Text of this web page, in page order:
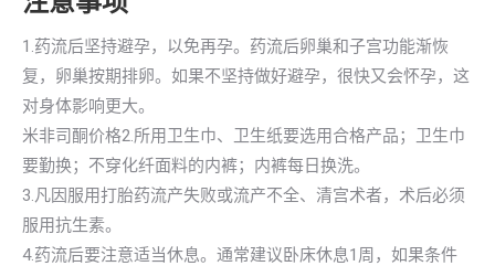
1.药流后坚持避孕，以免再孕。药流后卵巢和子宫功能渐恢
复，卵巢按期排卵。如果不坚持做好避孕，很快又会怀孕，这
对身体影响更大。
米非司酮价格2.所用卫生巾、卫生纸要选用合格产品；卫生巾
要勤换；不穿化纤面料的内裤；内裤每日换洗。
3.凡因服用打胎药流产失败或流产不全、清宫术者，术后必须
服用抗生素。
4.药流后要注意适当休息。通常建议卧床休息1周，如果条件